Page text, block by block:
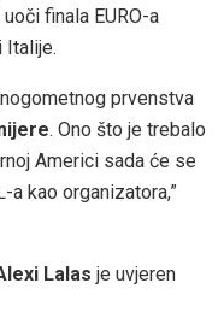
finala EURO-a
Italije.
prvenstva
. Ono što je trebalo
Americi sada će se
a kao organizatora,”
Lalas je uvjeren